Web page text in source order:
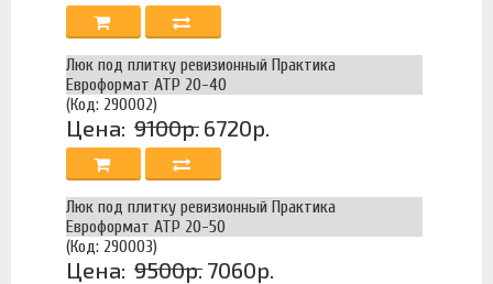
Люк под плитку ревизионный Практика
Евроформат АТР 20-40
(Код: 290002)
Цена: 9100р. 6720р.
Люк под плитку ревизионный Практика
Евроформат АТР 20-50
(Код: 290003)
Цена: 9500р. 7060р.